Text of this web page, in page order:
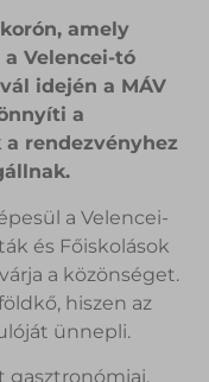
amely
Velencei-tó
idején a MÁV
a
rendezvényhez
a Velencei-
és Főiskolások
a közönséget.
hiszen az
ünnepli.
gasztronómiai,